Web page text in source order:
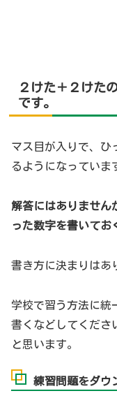
２けた＋２けた
です。
マス目が入りで、ひ
るようになっていま
解答にはありません
った数字を書いてお
書き方に決まりはあ
学校で習う方法に統
書くなどしてくださ
と思います。
練習問題をダウ